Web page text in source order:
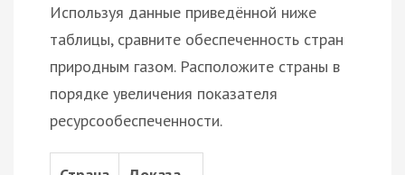
Используя данные приведённой ниже
таблицы, сравните обеспеченность стран
природным газом. Расположите страны в
порядке увеличения показателя
ресурсообеспеченности.